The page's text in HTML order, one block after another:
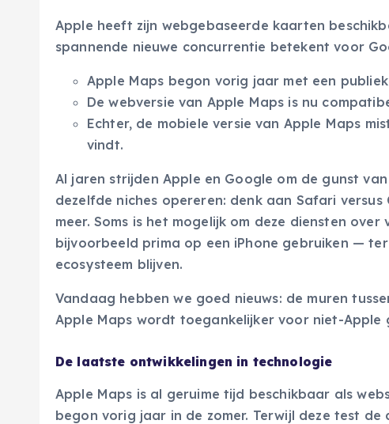
Apple heeft zijn webgebaseerde kaarten
spannende nieuwe concurrentie betekent voor
Apple Maps begon vorig jaar met een
De webversie van Apple Maps is nu
Echter, de mobiele versie van Apple Maps
vindt.
Al jaren strijden Apple en Google om de gunst
dezelfde niches opereren: denk aan Safari
meer. Soms is het mogelijk om deze diensten
bijvoorbeeld prima op een iPhone gebruiken —
ecosysteem blijven.
Vandaag hebben we goed nieuws: de muren
Apple Maps wordt toegankelijker voor niet-Apple
De laatste ontwikkelingen in technologie
Apple Maps is al geruime tijd beschikbaar als
begon vorig jaar in de zomer. Terwijl deze test